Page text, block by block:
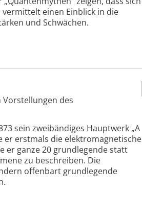
einen Einblick in die
und Schwächen.
Vorstellungen des
sein zweibändiges Hauptwerk „A
er erstmals die elektromagnetische
er ganze 20 grundlegende statt
zu beschreiben. Die
offenbart grundlegende